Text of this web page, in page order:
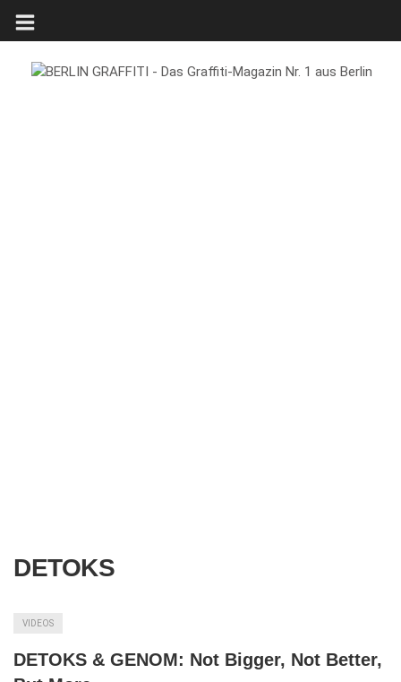
DETOKS
VIDEOS
DETOKS & GENOM: Not Bigger, Not Better,